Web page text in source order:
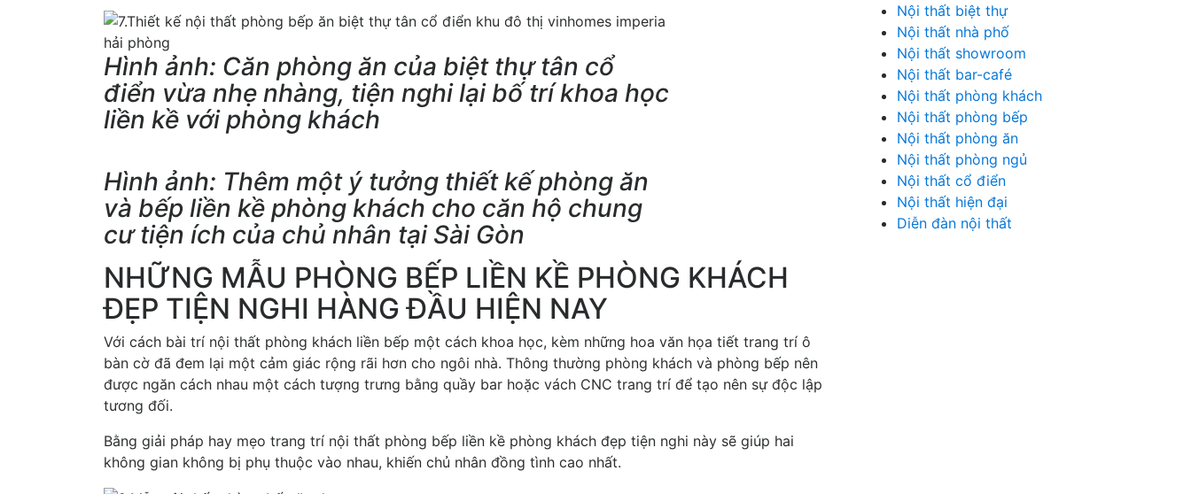
Hình ảnh: Căn phòng ăn của biệt thự tân cổ
điển vừa nhẹ nhàng, tiện nghi lại bố trí khoa học
liền kề với phòng khách
Hình ảnh: Thêm một ý tưởng thiết kế phòng ăn
và bếp liền kề phòng khách cho căn hộ chung
cư tiện ích của chủ nhân tại Sài Gòn
NHỮNG MẪU PHÒNG BẾP LIỀN KỀ PHÒNG KHÁCH
ĐẸP TIỆN NGHI HÀNG ĐẦU HIỆN NAY
Với cách bài trí nội thất phòng khách liền bếp một cách khoa học, kèm những hoa văn họa tiết trang trí ô
bàn cờ đã đem lại một cảm giác rộng rãi hơn cho ngôi nhà. Thông thường phòng khách và phòng bếp nên
được ngăn cách nhau một cách tượng trưng bằng quầy bar hoặc vách CNC trang trí để tạo nên sự độc lập
tương đối.
Bằng giải pháp hay mẹo trang trí nội thất phòng bếp liền kề phòng khách đẹp tiện nghi này sẽ giúp hai
không gian không bị phụ thuộc vào nhau, khiến chủ nhân đồng tình cao nhất.
Nội thất biệt thự
Nội thất nhà phố
Nội thất showroom
Nội thất bar-café
Nội thất phòng khách
Nội thất phòng bếp
Nội thất phòng ăn
Nội thất phòng ngủ
Nội thất cổ điển
Nội thất hiện đại
Diễn đàn nội thất